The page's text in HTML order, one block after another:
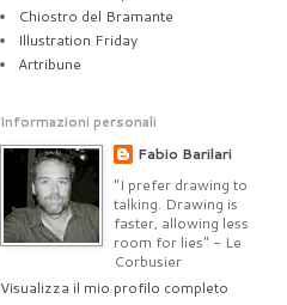
Chiostro del Bramante
Illustration Friday
Artribune
Informazioni personali
Fabio Barilari
"I prefer drawing to
talking. Drawing is
faster, allowing less
room for lies" - Le
Corbusier
Visualizza il mio profilo completo